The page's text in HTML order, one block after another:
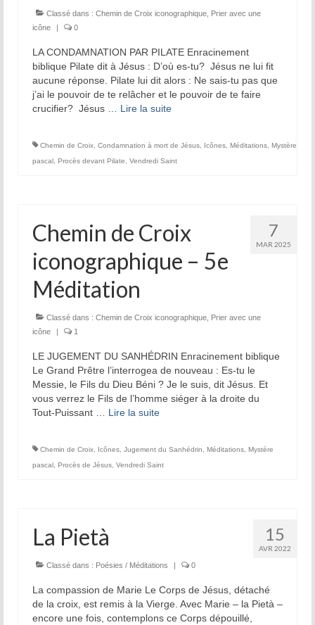
Classé dans : Chemin de Croix iconographique, Prier avec une
icône
0
LA CONDAMNATION PAR PILATE Enracinement
biblique Pilate dit à Jésus : D’où es-tu? Jésus ne lui fit
aucune réponse. Pilate lui dit alors : Ne sais-tu pas que
j’ai le pouvoir de te relâcher et le pouvoir de te faire
crucifier? Jésus … Lire la suite­­
Chemin de Croix, Condamnation à mort de Jésus, Icônes, Méditations, Mystère
pascal , Procès devant Pilate, Vendredi Saint
7
MAR 2025
Chemin de Croix
iconographique – 5e
Méditation
Classé dans : Chemin de Croix iconographique, Prier avec une
icône
1
LE JUGEMENT DU SANHÉDRIN Enracinement biblique
Le Grand Prêtre l’interrogea de nouveau : Es-tu le
Messie, le Fils du Dieu Béni ? Je le suis, dit Jésus. Et
vous verrez le Fils de l’homme siéger à la droite du
Tout-Puissant … Lire la suite­­
Chemin de Croix, Icônes, Jugement du Sanhédrin, Méditations, Mystère
pascal , Procès de Jésus, Vendredi Saint
15
AVR 2022
La Pietà
Classé dans : Poésies / Méditations 0
La compassion de Marie Le Corps de Jésus, détaché
de la croix, est remis à la Vierge. Avec Marie – la Pietà –
encore une fois, contemplons ce Corps dépouillé,